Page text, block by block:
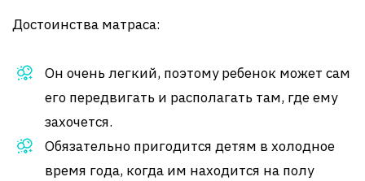
Достоинства матраса:
Он очень легкий, поэтому ребенок может сам
его передвигать и располагать там, где ему
захочется.
Обязательно пригодится детям в холодное
время года, когда им находится на полу